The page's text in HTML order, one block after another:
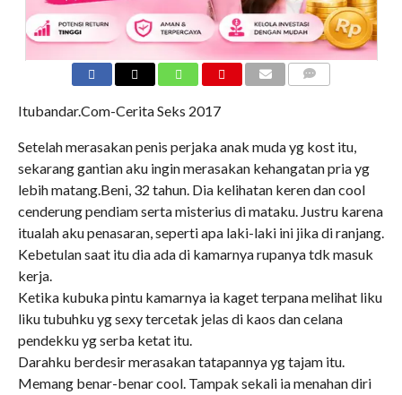
Itubandar.Com-Cerita Seks 2017
Setelah merasakan penis perjaka anak muda yg kost itu,
sekarang gantian aku ingin merasakan kehangatan pria yg
lebih matang.Beni, 32 tahun. Dia kelihatan keren dan cool
cenderung pendiam serta misterius di mataku. Justru karena
itualah aku penasaran, seperti apa laki-laki ini jika di ranjang.
Kebetulan saat itu dia ada di kamarnya rupanya tdk masuk
kerja.
Ketika kubuka pintu kamarnya ia kaget terpana melihat liku
liku tubuhku yg sexy tercetak jelas di kaos dan celana
pendekku yg serba ketat itu.
Darahku berdesir merasakan tatapannya yg tajam itu.
Memang benar-benar cool. Tampak sekali ia menahan diri